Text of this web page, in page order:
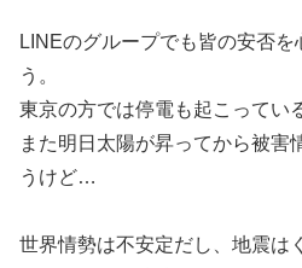
LINEのグループでも皆の安否
う。
東京の方では停電も起こってい
また明日太陽が昇ってから被害
うけど…
世界情勢は不安定だし、地震は